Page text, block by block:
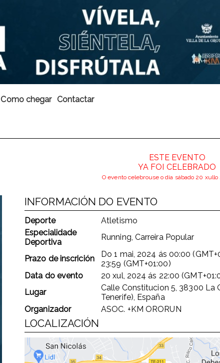
Como chegar Contactar
ESTE EVENTO
YA FOI CELEBRADO
O evento celebrouse o día sábado 20
INFORMACIÓN DO EVENTO
Deporte
Atletismo
Especialidade
Deportiva
Running, Carreira Popular
Prazo de inscrición Do1 mai, 2024 ás 00:00
23:59 (GMT+01:00)
Data do evento
20 xul, 2024 ás 22:00
Lugar
Calle Constitucion 5, 38300 La
Tenerife), España
Organizador
ASOC. +KM ORORUN
LOCALIZACIÓN